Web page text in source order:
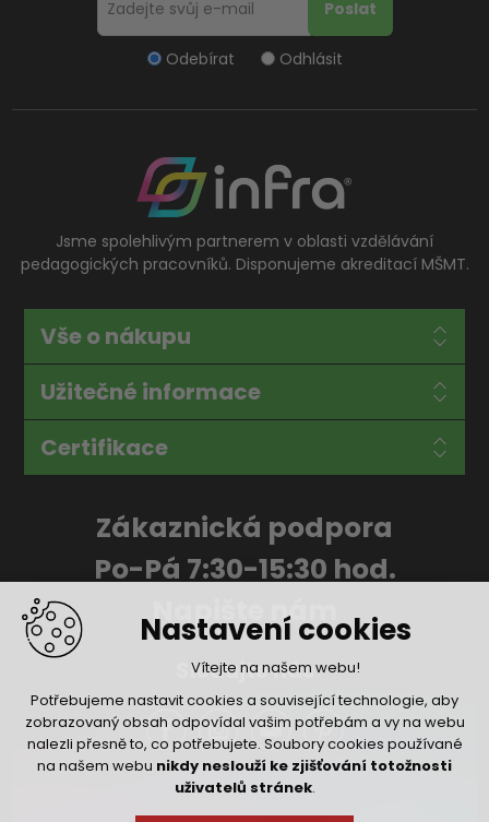
Nastavení cookies
Vítejte na našem webu!
Potřebujeme nastavit cookies a související technologie, aby
zobrazovaný obsah odpovídal vašim potřebám a vy na webu
nalezli přesně to, co potřebujete. Soubory cookies používané
na našem webu nikdy neslouží ke zjišťování totožnosti
uživatelů stránek.
Odebírat Odhlásit
Jsme spolehlivým partnerem v oblasti vzdělávání
pedagogických pracovníků. Disponujeme akreditací MŠMT.
Vše o nákupu
Užitečné informace
Certifikace
Zákaznická podpora
Po-Pá 7:30-15:30 hod.
Napište nám
Sledujte nás